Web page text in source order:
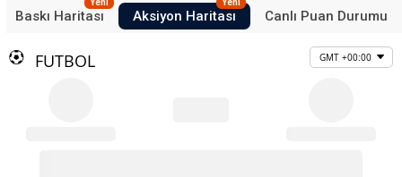
Baskı Haritası
Yeni
Aksiyon Haritası
Yeni
Canlı Puan Durumu
FUTBOL GMT +00:00